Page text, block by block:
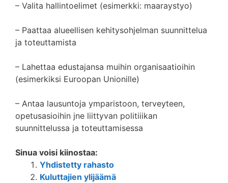
– Valita hallintoelimet (esimerkki: maaraystyo)
– Paattaa alueellisen kehitysohjelman suunnittelua
ja toteuttamista
– Lahettaa edustajansa muihin organisaatioihin
(esimerkiksi Euroopan Unionille)
– Antaa lausuntoja ymparistoon, terveyteen,
opetusasioihin jne liittyvan politiiikan
suunnittelussa ja toteuttamisessa
Sinua voisi kiinostaa:
Yhdistetty rahasto
Kuluttajien ylijäämä